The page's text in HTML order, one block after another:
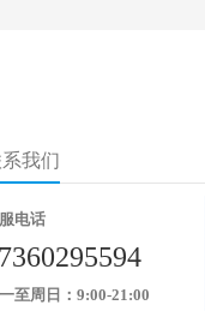
我们
电话
至周日：9:00-21:00